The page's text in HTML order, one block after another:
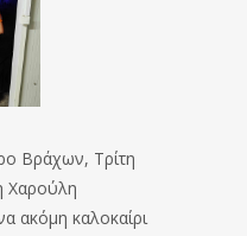
Βράχων, Τρίτη
Χαρούλη
ακόμη καλοκαίρι